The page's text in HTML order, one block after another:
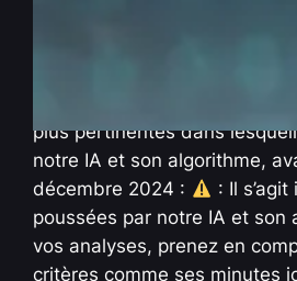
plus pertinentes dans
notre IA et son algorithme,
décembre 2024 :
: Il
poussées par notre IA et son
vos analyses, prenez en
critères comme ses minutes